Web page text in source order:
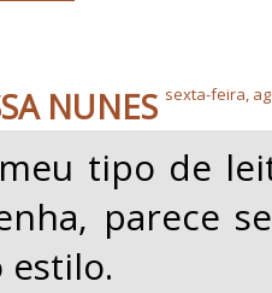
NUNES sexta-feira,
tipo de
parece
estilo.